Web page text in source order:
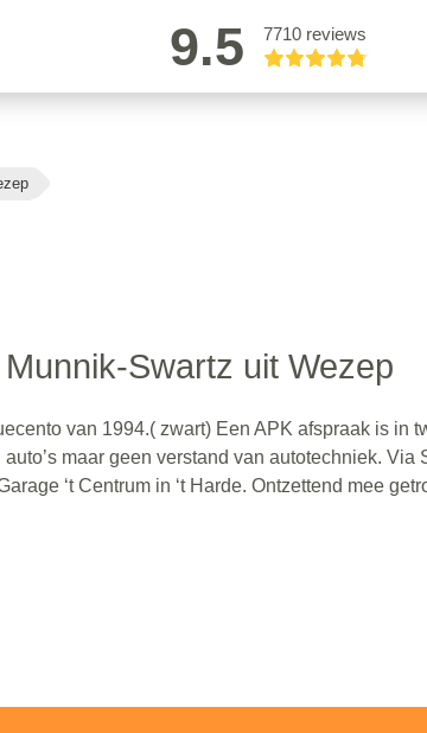
9.5 7710 reviews
Swartz uit Wezep
van 1994.( zwart) Een APK afspraak is in
maar geen verstand van autotechniek. Via
‘t Centrum in ‘t Harde. Ontzettend mee